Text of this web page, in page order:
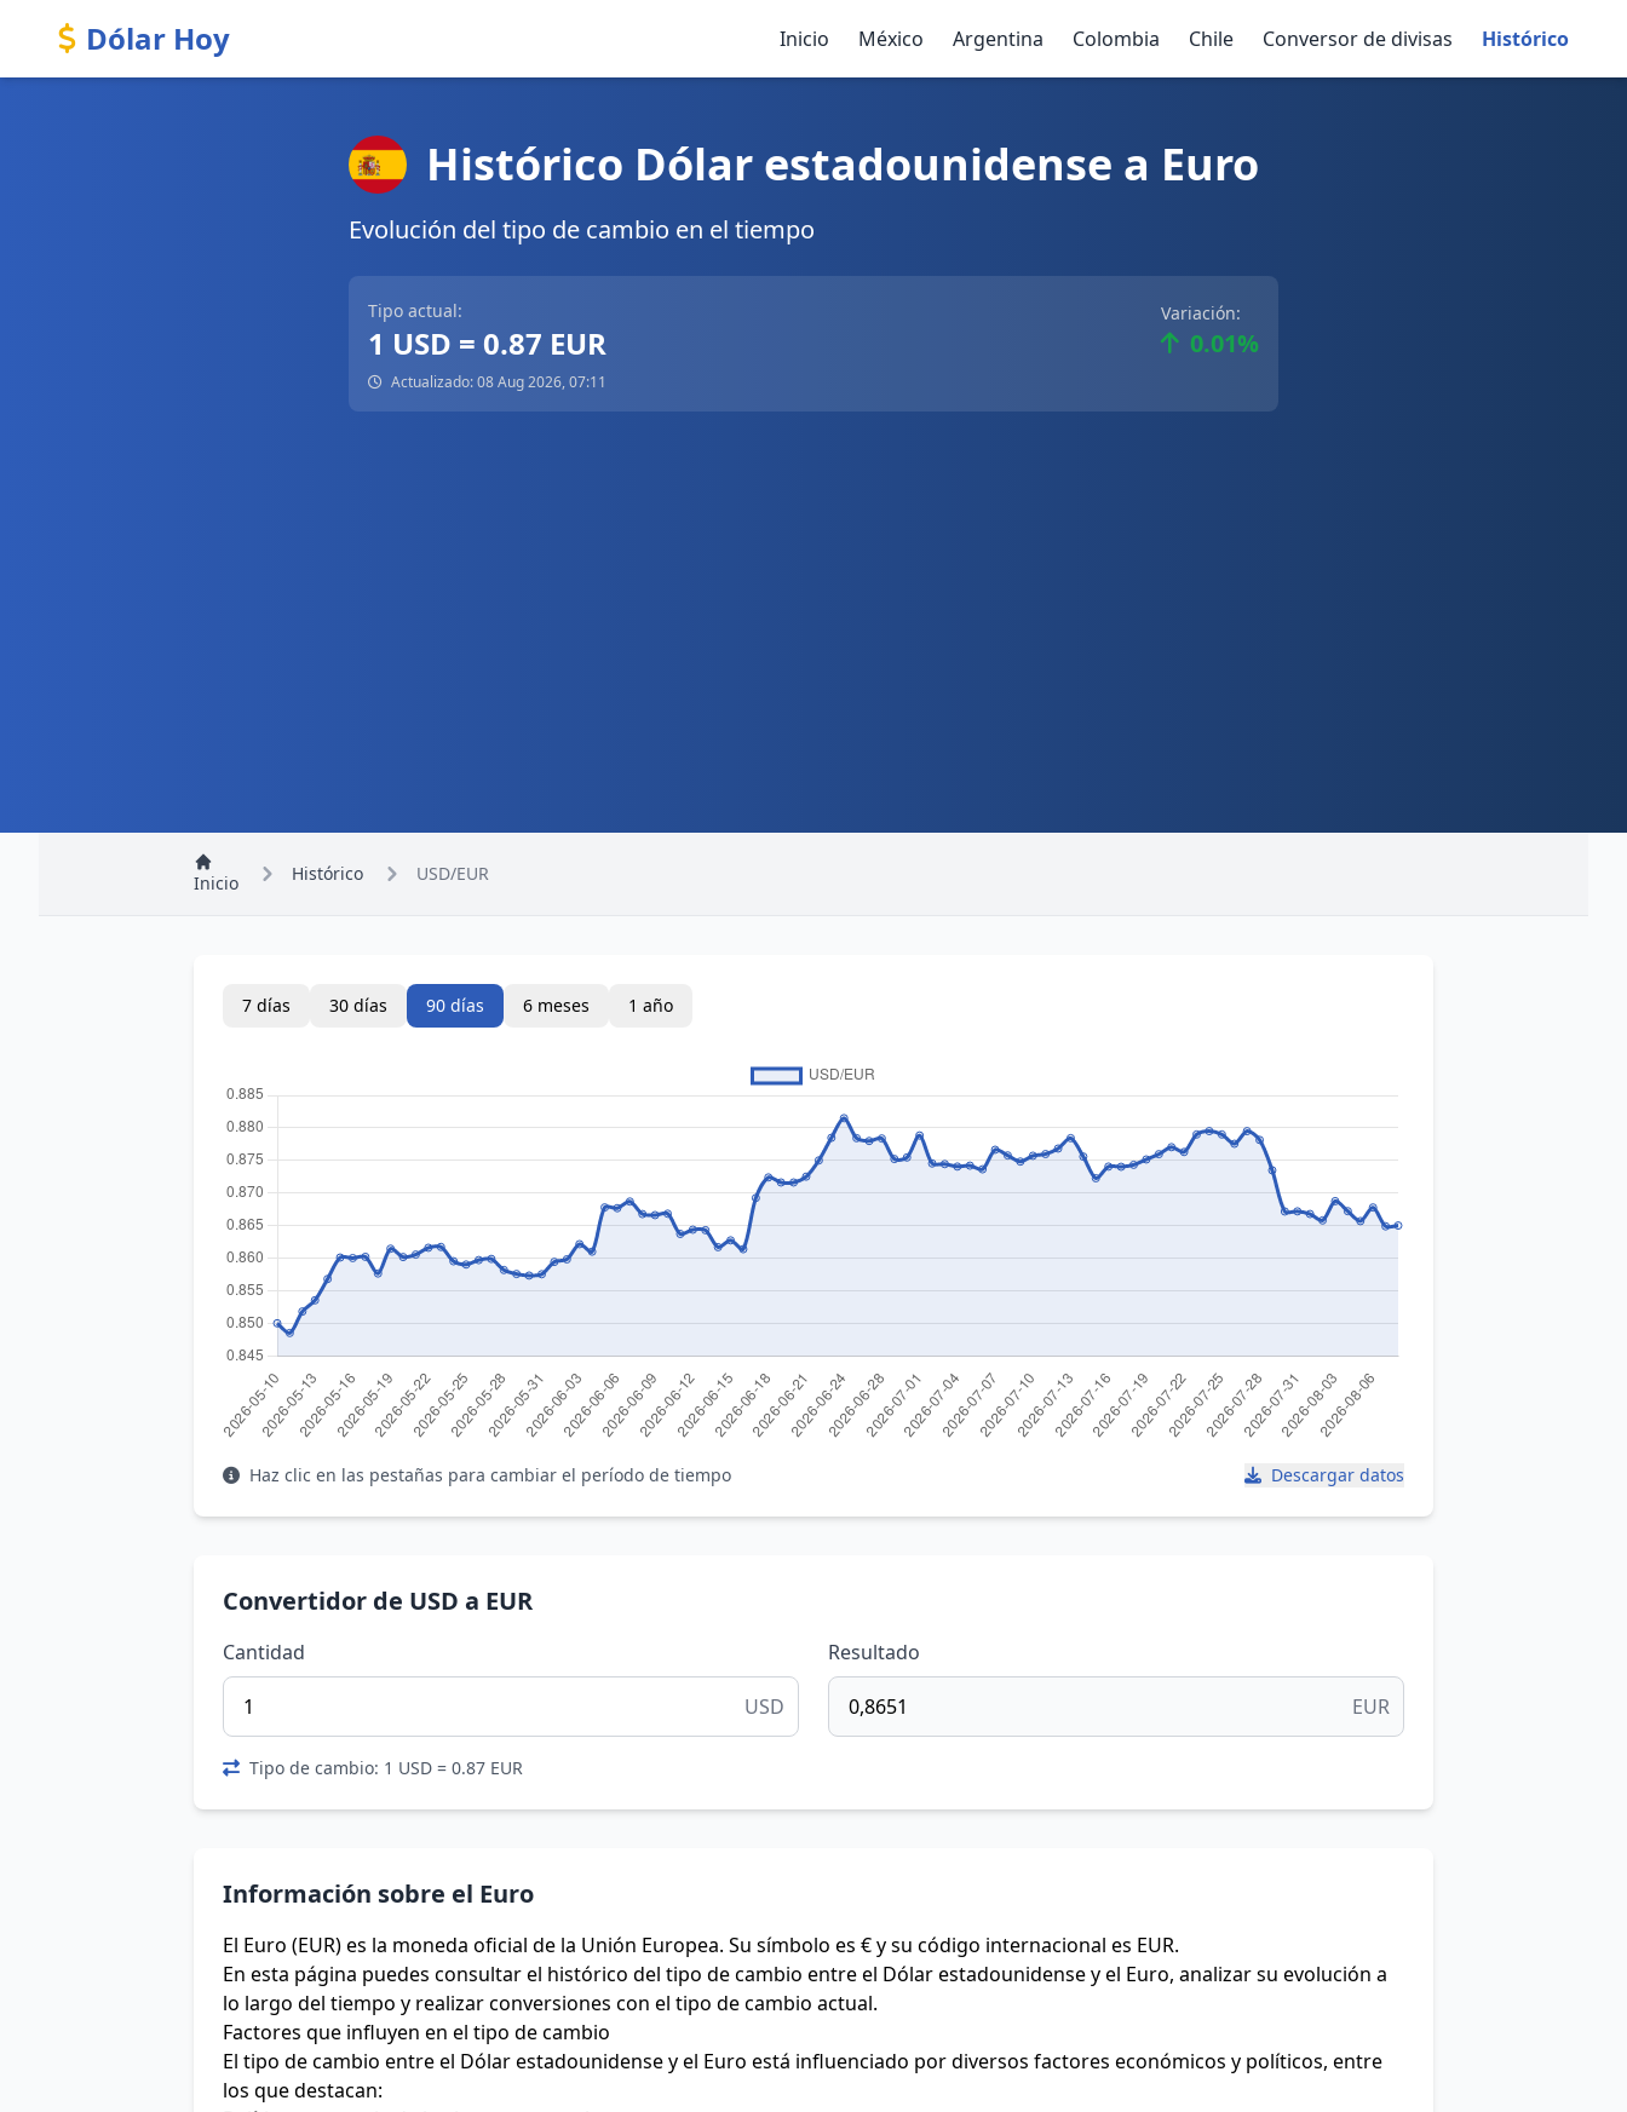
Dólar Hoy Inicio México Argentina Colombia Chile Conversor de divisas Histórico
Histórico Dólar estadounidense a Euro
Evolución del tipo de cambio en el tiempo
Tipo actual:
1 USD = 0.87 EUR
Variación:
0.01%
Actualizado: 08 Aug 2026, 07:11
Inicio Histórico USD/EUR
7 días 30 días 90 días 6 meses 1 año
Haz clic en las pestañas para cambiar el período de tiempo Descargar datos
Convertidor de USD a EUR
Cantidad
USD
Resultado
EUR
Tipo de cambio: 1 USD = 0.87 EUR
Información sobre el Euro
El Euro (EUR) es la moneda oficial de la Unión Europea. Su símbolo es € y su código internacional es EUR.
En esta página puedes consultar el histórico del tipo de cambio entre el Dólar estadounidense y el Euro, analizar su evolución a
lo largo del tiempo y realizar conversiones con el tipo de cambio actual.
Factores que influyen en el tipo de cambio
El tipo de cambio entre el Dólar estadounidense y el Euro está influenciado por diversos factores económicos y políticos, entre
los que destacan: